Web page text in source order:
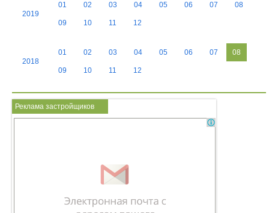
2019
01 02 03 04 05 06 07 08
09 10 11 12
2018
01 02 03 04 05 06 07 08
09 10 11 12
Реклама застройщиков